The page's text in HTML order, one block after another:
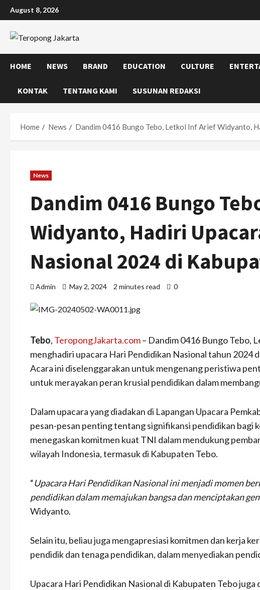
Skip
to
content
August 8, 2026
HOME NEWS BRAND EDUCATION CULTURE
KONTAK TENTANG KAMI SUSUNAN REDAKSI
Home News Dandim 0416 Bungo Tebo, Letkol Inf Arief Widyanto,
News
Dandim 0416 Bungo
Widyanto, Hadiri
Nasional 2024 di
Admin May 2, 2024 2 minutes read 0
Tebo, TeropongJakarta.com– Dandim 0416 Bungo Tebo,
menghadiri upacara Hari Pendidikan Nasional tahun 2024
Acara ini diselenggarakan untuk mengenang peristiwa
untuk merayakan peran krusial pendidikan dalam
Dalam upacara yang diadakan di Lapangan Upacara
pesan-pesan penting tentang signifikansi pendidikan bagi
menegaskan komitmen kuat TNI dalam mendukung
wilayah Indonesia, termasuk di Kabupaten Tebo.
“Upacara Hari Pendidikan Nasional ini menjadi momen
pendidikan dalam memajukan bangsa dan menciptakan
Widyanto.
Selain itu, beliau juga mengapresiasi komitmen dan kerja
pendidik dan tenaga pendidikan, dalam menyediakan
Upacara Hari Pendidikan Nasional di Kabupaten Tebo